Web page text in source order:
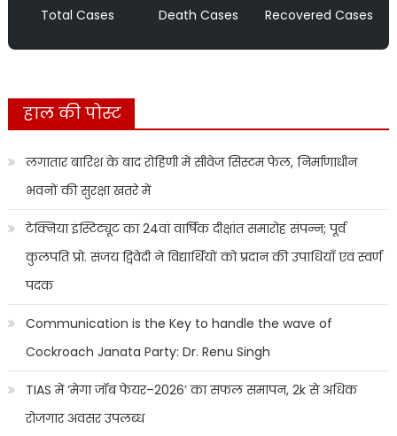
Total Cases Death Cases Recovered Cases
हाल की पोस्ट
लगातार बारिश के बाद रोहिणी में सीवेज सिस्टम फेल, निर्माणाधीन
भवनों की सुरक्षा खतरे में
टेक्निया इंस्टिट्यूट का 24वां वार्षिक दीक्षांत समारोह संपन्न; पूर्व
कुलपति प्रो. संजय द्विवेदी ने विद्यार्थियों को प्रदान की उपाधियाँ एवं स्वर्ण
पदक
Communication is the Key to handle the wave of
Cockroach Janata Party: Dr. Renu Singh
TIAS में ‘मेगा जॉब फेयर–2026’ का सफल समापन, 2k से अधिक
रोजगार अवसर उपलब्ध